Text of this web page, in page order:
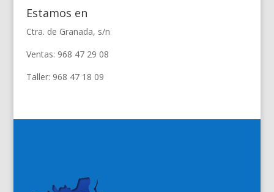
Estamos en
Ctra. de Granada, s/n
Ventas: 968 47 29 08
Taller: 968 47 18 09